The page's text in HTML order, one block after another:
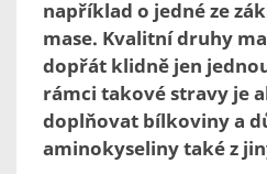
například o jedné ze
mase. Kvalitní druhy
dopřát klidně jen
rámci takové stravy je
doplňovat bílkoviny a
aminokyseliny také z